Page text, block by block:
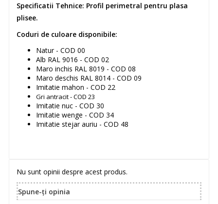
Specificatii Tehnice: Profil perimetral pentru plasa
plisee.
Coduri de culoare disponibile:
Natur - COD 00
Alb RAL 9016 - COD 02
Maro inchis RAL 8019 - COD 08
Maro deschis RAL 8014 - COD 09
Imitatie mahon - COD 22
Gri antracit - COD 23
Imitatie nuc - COD 30
Imitatie wenge - COD 34
Imitatie stejar auriu - COD 48
Nu sunt opinii despre acest produs.
Spune-ţi opinia